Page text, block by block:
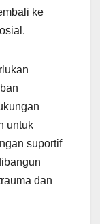
ke
untuk
suportif
dan